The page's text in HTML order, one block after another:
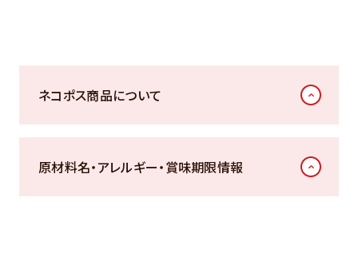
ネコポス商品について
原材料名・アレルギー・賞味期限情報